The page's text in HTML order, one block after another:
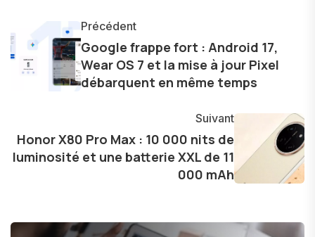
et bien d'autres gadgets technologiques. Armé
d'une curiosité insatiable, j'aime dévoiler les
dernières tendances et innovations, partageant
avec enthousiasme mes découvertes avec la
l'exploration constante des frontières de la
technologie me permet de présenter aux
lecteurs un aperçu captivant de ce que le futur
Précédent
Google frappe fort : Android 17,
Wear OS 7 et la mise à jour Pixel
débarquent en même temps
Suivant
Honor X80 Pro Max : 10 000 nits de
luminosité et une batterie XXL de 11
000 mAh